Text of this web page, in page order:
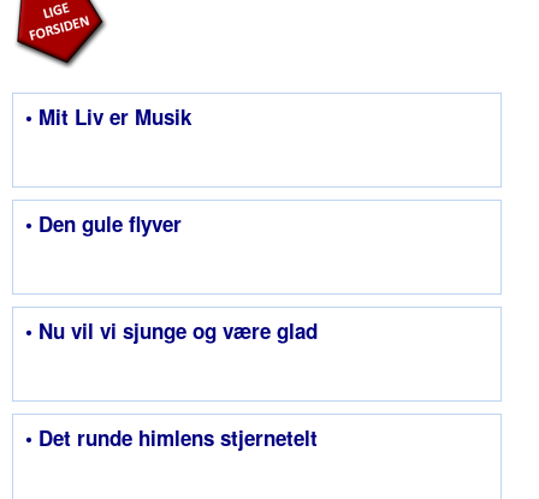
• Mit Liv er Musik
• Den gule flyver
• Nu vil vi sjunge og være glad
• Det runde himlens stjernetelt